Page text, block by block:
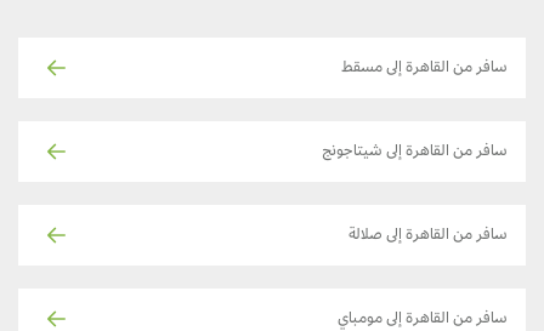
سافر من القاهرة إلى مسقط
سافر من القاهرة إلى شيتاجونج
سافر من القاهرة إلى صلالة
سافر من القاهرة إلى مومباي